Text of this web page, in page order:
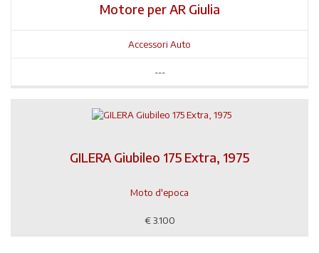
Motore per AR Giulia
Accessori Auto
---
GILERA Giubileo 175 Extra, 1975
Moto d'epoca
€ 3.100